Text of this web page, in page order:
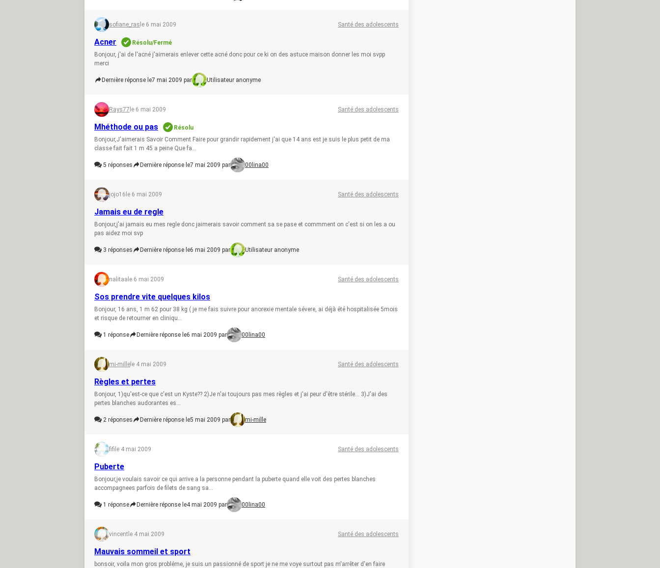
sofiane_ras le 6 mai 2009 Santé des adolescents
Acner
Résolu/Fermé
Bonjour, j'ai de l'acné j'aimerais enlever cette acné donc pour ce ki on des astuce maison donner les moi svpp
merci
Dernière réponse le7 mai 2009 par Utilisateur anonyme
Rays77 le 6 mai 2009 Santé des adolescents
Mhéthode ou pas
Résolu
Bonjour,J'aimerais Savoir Comment Faire pour grandir rapidement j'ai que 14 ans est je suis le plus petit de ma
classe fait fait 1 m 45 a peine Que fa...
5 réponses Dernière réponse le7 mai 2009 par 00lina00
jojo16 le 6 mai 2009 Santé des adolescents
Jamais eu de regle
Bonjour,j'ai jamais eu mes regle donc jaimerais savoir comment sa se pase et commment on c'est si on les a ou
pas aidez moi svp
3 réponses Dernière réponse le6 mai 2009 par Utilisateur anonyme
nalitaa le 6 mai 2009 Santé des adolescents
Sos prendre vite quelques kilos
Bonjour, 16 ans, 1 m 62 pour 38 kg ( je me fais suivre pour anorexie mentale sévere, ai déjà été hospitalisée 5mois
et risque de retourner en cliniqu...
1 réponse Dernière réponse le6 mai 2009 par 00lina00
mi-mille le 4 mai 2009 Santé des adolescents
Règles et pertes
Bonjour, 1)qu'est-ce que c'est un Kyste?? 2)Je n'ai toujours pas mes règles et j'ai peur d'être stérile... 3)J'ai des
pertes blanches audorantes es...
2 réponses Dernière réponse le5 mai 2009 par mi-mille
fifi le 4 mai 2009 Santé des adolescents
Puberte
Bonjour,je voulais savoir ce qui arrive a la personne pendant la puberte quand elle voit des pertes blanches
accompagnees parfois de filets de sang sa...
1 réponse Dernière réponse le4 mai 2009 par 00lina00
vincent le 4 mai 2009 Santé des adolescents
Mauvais sommeil et sport
bonsoir, voila mon gros probléme, je suis un passionné de sport je ne me voye surtout pas m'arrêter d'en faire